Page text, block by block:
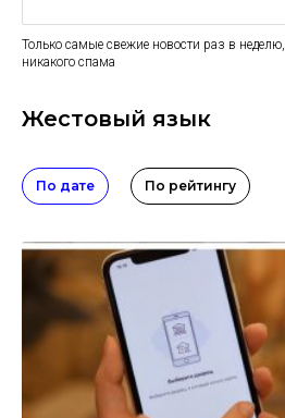
Только самые свежие новости раз в неделю,
никакого спама
Жестовый язык
По дате По рейтингу